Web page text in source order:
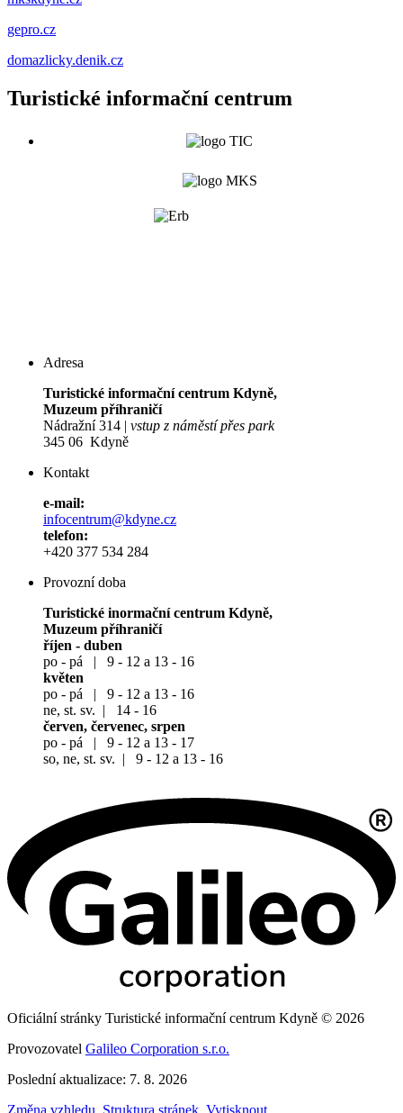
gepro.cz
domazlicky.denik.cz
Turistické informační centrum
Adresa
Turistické informační centrum Kdyně,
Muzeum příhraničí
Nádražní 314 | vstup z náměstí přes park
345 06 Kdyně
Kontakt
e-mail:
infocentrum@kdyne.cz
telefon:
+420 377 534 284
Provozní doba
Turistické inormační centrum Kdyně,
Muzeum příhraničí
říjen - duben
po - pá | 9 - 12 a 13 - 16
květen
po - pá | 9 - 12 a 13 - 16
ne, st. sv. | 14 - 16
červen, červenec, srpen
po - pá | 9 - 12 a 13 - 17
so, ne, st. sv. | 9 - 12 a 13 - 16
Oficiální stránky Turistické informační centrum Kdyně © 2026
Provozovatel Galileo Corporation s.r.o.
Poslední aktualizace: 7. 8. 2026
Změna vzhledu Struktura stránek Vytisknout